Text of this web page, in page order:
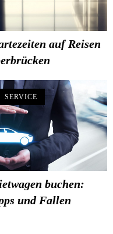
auf Reisen
SERVICE
buchen:
und Fallen